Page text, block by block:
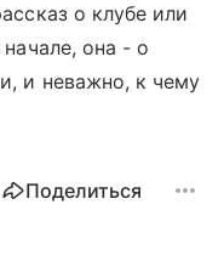
о клубе или
она - о
и неважно, к чему
Поделиться